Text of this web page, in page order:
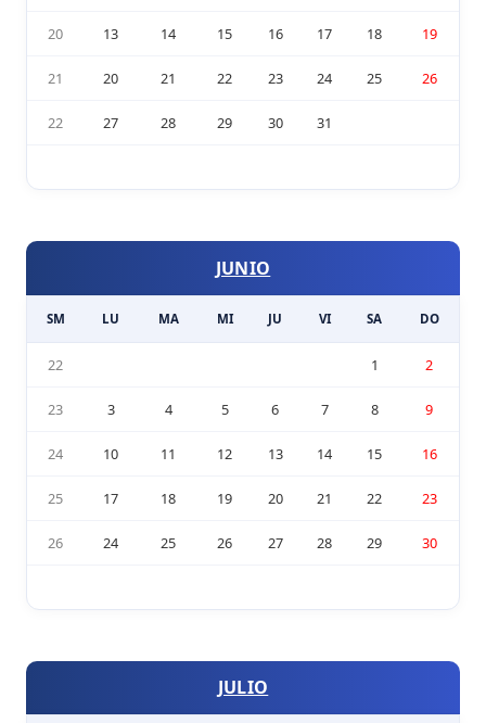
20 13 14 15 16 17 18 19
21 20 21 22 23 24 25 26
22 27 28 29 30 31
JUNIO
SM LU MA MI JU VI SA DO
22 1 2
23 3 4 5 6 7 8 9
24 10 11 12 13 14 15 16
25 17 18 19 20 21 22 23
26 24 25 26 27 28 29 30
JULIO